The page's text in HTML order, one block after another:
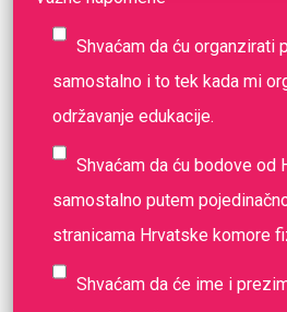
Shvaćam da ću organzirati
samostalno i to tek kada mi
održavanje edukacije.
Shvaćam da ću bodove od
samostalno putem
stranicama Hrvatske komore
Shvaćam da će ime i